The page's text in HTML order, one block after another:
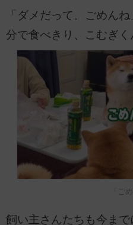
「ダメだって。ごめん
分で食べきり、こむぎく
「ご
飼い主さんたちも今ま